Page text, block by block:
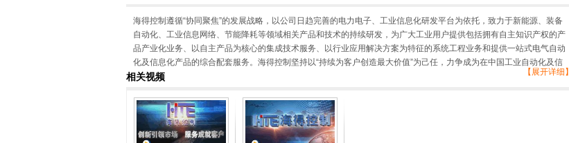
海得控制遵循“协同聚焦”的发展战略，以公司日趋完善的电力电子、工业信息化研发平台为依托，致力于新能源、装备
自动化、工业信息网络、节能降耗等领域相关产品和技术的持续研发，为广大工业用户提供包括拥有自主知识产权的产
品产业化业务、以自主产品为核心的集成技术服务、以行业应用解决方案为特征的系统工程业务和提供一站式电气自动
化及信息化产品的综合配套服务。海得控制坚持以“持续为客户创造最大价值”为己任，力争成为在中国工业自动化及信
息化领域提供产品及系统解决方案服务的领先者。
【展开详细】
相关视频